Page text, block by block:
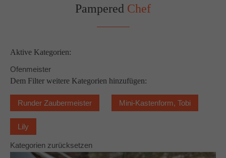
Pampered Chef
Aktive Kategorien:
Ofenmeister
Dem Filter weitere Kategorien hinzufügen:
Runder Zaubermeister Mini-Kastenform, Tobi
Lily
Kategorien zurücksetzen